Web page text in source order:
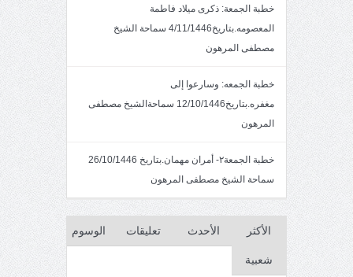
خطبة الجمعة: ذكرى ميلاد فاطمة
المعصومه.بتاريخ4/11/1446 سماحة الشيخ
مصطفى المرهون
خطبة الجمعه: وسارعوا إلى
مغفره.بتاريخ12/10/1446 سماحةالشيخ مصطفى
المرهون
خطبة الجمعة٢- أمران مهمان.بتاريخ 26/10/1446
سماحة الشيخ مصطفى المرهون
الأكثر
شعبية
الأحدث تعليقات الوسوم